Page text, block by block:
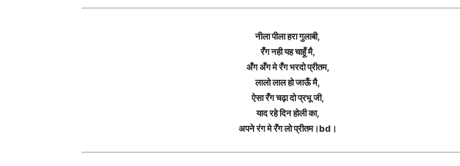
नीला पीला हरा गुलाबी,
रँग नही यह चाहूँ मै,
अँग अँग मे रँग भरदो प्रीतम,
लालो लाल हो जाऊँ मै,
ऐसा रँग चढ़ा दो प्रभू जी,
याद रहे दिन होली का,
अपने रंग मे रँग लो प्रीतम।bd।